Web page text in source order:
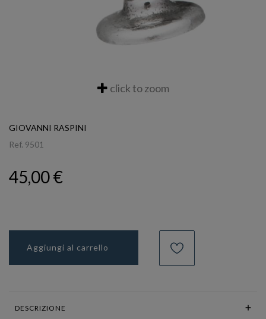
click to zoom
GIOVANNI RASPINI
Ref. 9501
45,00 €
Aggiungi al carrello
DESCRIZIONE